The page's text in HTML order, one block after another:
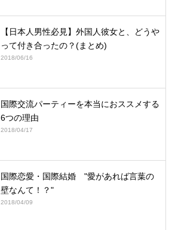
【日本人男性必見】外国人彼女と、どうや
って付き合ったの？(まとめ)
2018/06/16
国際交流パーティーを本当におススメする
6つの理由
2018/04/17
国際恋愛・国際結婚 "愛があれば言葉の
壁なんて！？"
2018/04/09